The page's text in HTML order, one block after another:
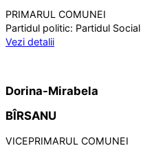
PRIMARUL COMUNEI
Partidul politic: Partidul
Vezi detalii
Dorina-Mirabela
BÎRSANU
VICEPRIMARUL COMUNEI